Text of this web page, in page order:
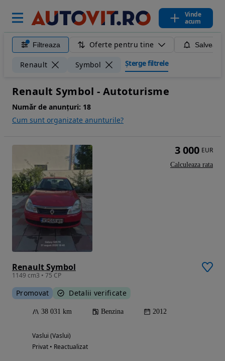
Vinde
acum
Filtreaza Oferte pentru tine
Renault Symbol Șterge filtrele
Renault Symbol - Autoturisme
Număr de anunțuri: 18
Cum sunt organizate anunturile?
Renault Symbol
1149 cm3 • 75 CP
Promovat Detalii verificate
38 031 km Benzina 2012
Vaslui (Vaslui)
Privat • Reactualizat
3 000 EUR
Calculeaza rata